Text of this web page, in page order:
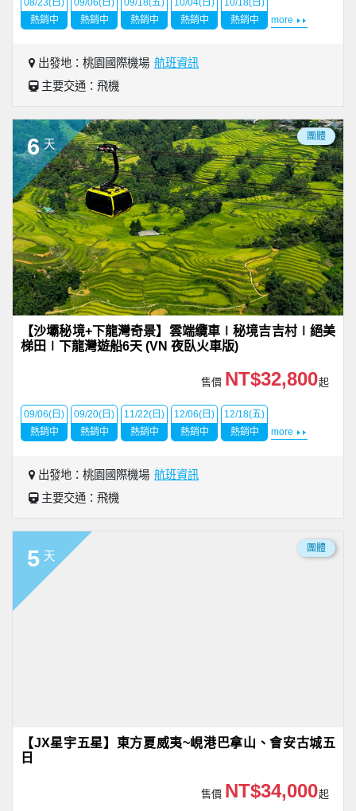
08/23(日)
熱銷中
09/06(日)
熱銷中
09/18(五)
熱銷中
10/04(日)
熱銷中
10/18(日)
熱銷中
more
出發地：桃園國際機場 航班資訊
主要交通：飛機
6 天
團體
【沙壩秘境+下龍灣奇景】雲端纜車∣秘境吉吉村∣絕美
梯田∣下龍灣遊船6天 (VN 夜臥火車版)
售價 NT$32,800起
09/06(日)
熱銷中
09/20(日)
熱銷中
11/22(日)
熱銷中
12/06(日)
熱銷中
12/18(五)
熱銷中
more
出發地：桃園國際機場 航班資訊
主要交通：飛機
5 天
團體
【JX星宇五星】東方夏威夷~峴港巴拿山、會安古城五
日
售價 NT$34,000起